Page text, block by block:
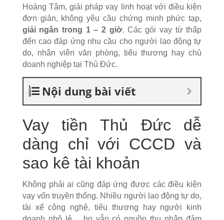
Hoàng Tâm, giải pháp vay linh hoạt với điều kiện
đơn giản, không yêu cầu chứng minh phức tạp,
giải ngân trong 1 – 2 giờ. Các gói vay từ thấp
đến cao đáp ứng nhu cầu cho người lao động tự
do, nhân viên văn phòng, tiểu thương hay chủ
doanh nghiệp tại Thủ Đức.
Nội dung bài viết
Vay tiền Thủ Đức dễ
dàng chỉ với CCCD và
sao kê tài khoản
Không phải ai cũng đáp ứng được các điều kiện
vay vốn truyền thống. Nhiều người lao động tự do,
tài xế công nghệ, tiểu thương hay người kinh